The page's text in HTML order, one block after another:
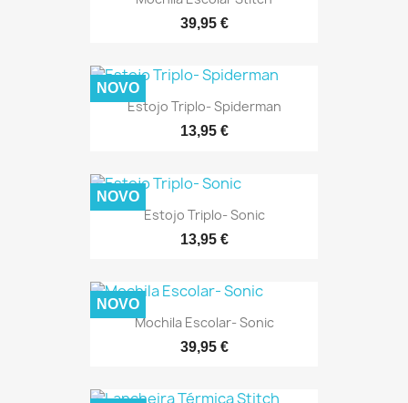
39,95 €
Estojo Triplo- Spiderman
13,95 €
NOVO
Estojo Triplo- Sonic
13,95 €
NOVO
Mochila Escolar- Sonic
39,95 €
NOVO